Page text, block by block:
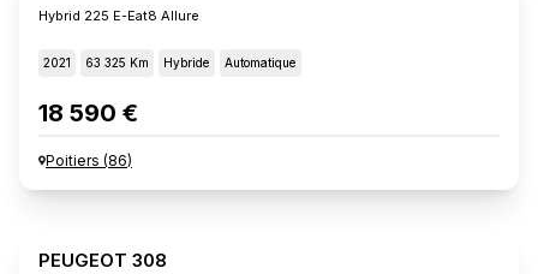
Hybrid 225 E-Eat8 Allure
2021 63 325 Km Hybride Automatique
18 590 €
Poitiers (86)
PEUGEOT 308